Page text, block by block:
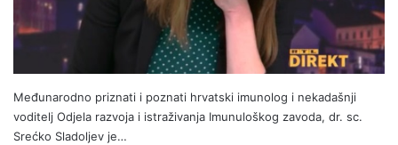
Međunarodno priznati i poznati hrvatski imunolog i nekadašnji
voditelj Odjela razvoja i istraživanja Imunuloškog zavoda, dr. sc.
Srećko Sladoljev je…